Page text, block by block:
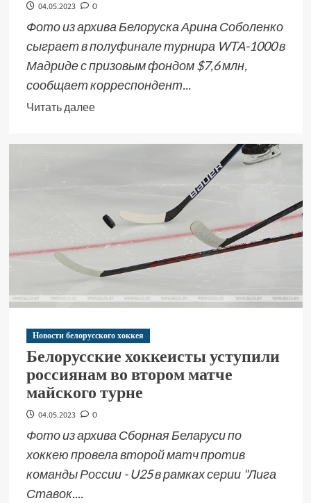
04.05.2023 0
Фото из архива Белоруска Арина Соболенко
сыграет в полуфинале турнира WTA-1000 в
Мадриде с призовым фондом $7,6 млн,
сообщает корреспондент...
Читать далее
Новости белорусского хоккея
Белорусские хоккеисты уступили
россиянам во втором матче
майского турне
04.05.2023 0
Фото из архива Сборная Беларуси по
хоккею провела второй матч против
команды России - U25 в рамках серии "Лига
Ставок....